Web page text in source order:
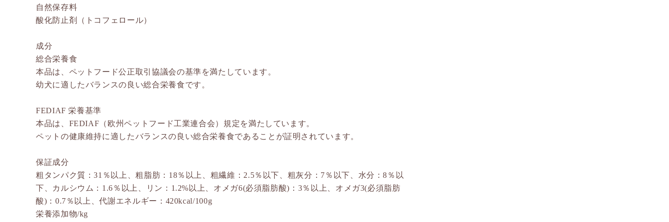
自然保存料
酸化防止剤（トコフェロール）
成分
総合栄養食
本品は、ペットフード公正取引協議会の基準を満たしています。
幼犬に適したバランスの良い総合栄養食です。
FEDIAF 栄養基準
本品は、FEDIAF（欧州ペットフード工業連合会）規定を満たしています。
ペットの健康維持に適したバランスの良い総合栄養食であることが証明されています。
保証成分
粗タンパク質：31％以上、粗脂肪：18％以上、粗繊維：2.5％以下、粗灰分：7％以下、水分：8％以
下、カルシウム：1.6％以上、リン：1.2%以上、オメガ6(必須脂肪酸)：3％以上、オメガ3(必須脂肪
酸)：0.7％以上、代謝エネルギー：420kcal/100g
栄養添加物/kg